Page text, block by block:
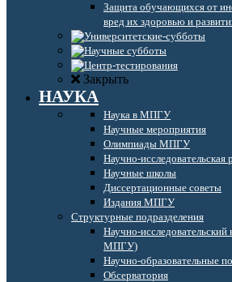
Защита обучающихся от
вред их здоровью и
Закрыть
НАУКА
Наука в МПГУ
Научные мероприятия
Олимпиады МПГУ
Научно-
Научные школы
Диссертационные советы
Издания МПГУ
Структурные подразделения
Научно-
МПГУ)
Научно-образовательные
Обсерватория